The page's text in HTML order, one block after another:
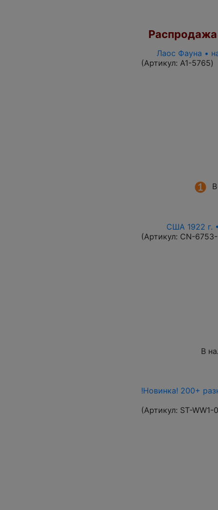
Распродажа
Лаос Фауна •
(Артикул: A1-5765)
США 1922 г.
(Артикул: CN-
В
!Новинка! 200+
(Артикул: ST-